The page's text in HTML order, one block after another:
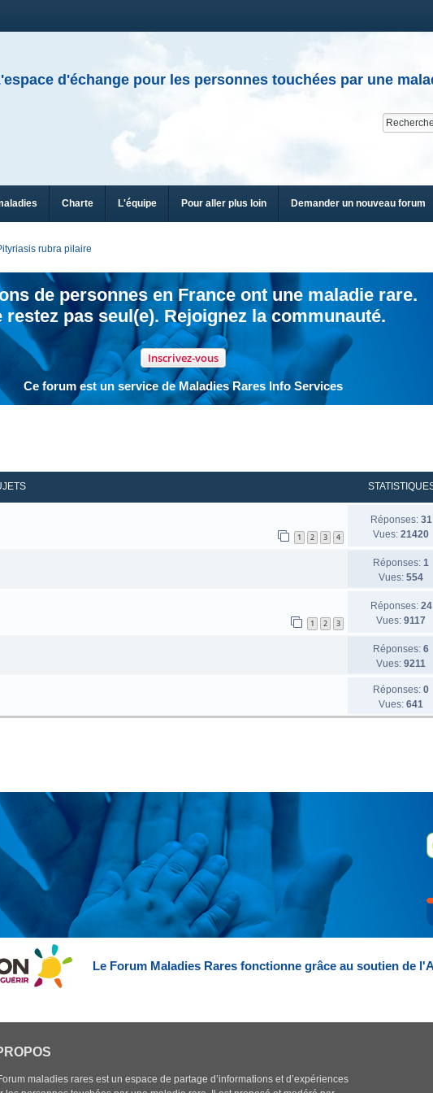
d'échange pour les personnes touchées par une
Charte L'équipe Pour aller plus loin Demander un nouveau forum
rubra pilaire
de personnes en France ont une maladie rare.
restez pas seul(e). Rejoignez la communauté.
Inscrivez-vous
Ce forum est un service de Maladies Rares Info Services
1 2 3 4
Réponses: 31
Vues: 21420
Réponses: 1
Vues: 554
1 2 3
Réponses: 24
Vues: 9117
Réponses: 6
Vues: 9211
Réponses: 0
Vues: 641
Le Forum Maladies Rares fonctionne grâce au soutien de
maladies rares est un espace de partage d’informations et d’expériences